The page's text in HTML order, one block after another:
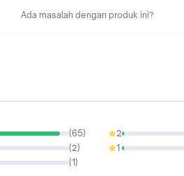
Ada masalah dengan produk ini?
(65)
(2)
(1)
2
1.43%
1
1.43%